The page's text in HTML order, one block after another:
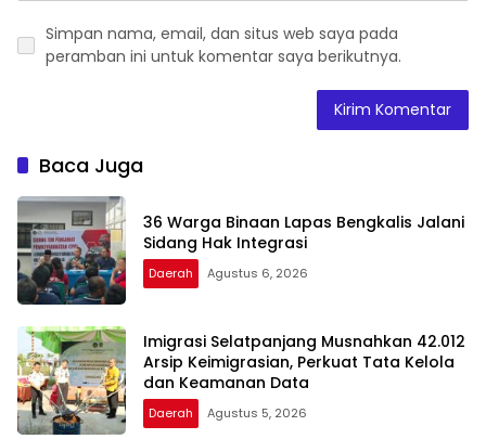
Simpan nama, email, dan situs web saya pada
peramban ini untuk komentar saya berikutnya.
Baca Juga
36 Warga Binaan Lapas Bengkalis Jalani
Sidang Hak Integrasi
Daerah Agustus 6, 2026
Imigrasi Selatpanjang Musnahkan 42.012
Arsip Keimigrasian, Perkuat Tata Kelola
dan Keamanan Data
Daerah Agustus 5, 2026